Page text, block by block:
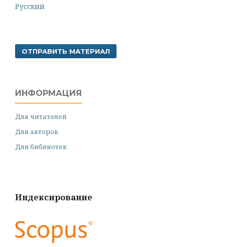
Русский
ОТПРАВИТЬ МАТЕРИАЛ
ИНФОРМАЦИЯ
Для читателей
Для авторов
Для библиотек
Индексирование